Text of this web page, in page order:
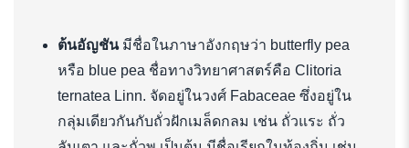
ต้นอัญชันมีชื่อในภาษาอังกฤษว่า butterfly pea
หรือ blue pea ชื่อทางวิทยาศาสตร์คือ Clitoria
ternatea Linn. จัดอยู่ในวงศ์ Fabaceae ซึ่งอยู่ใน
กลุ่มเดียวกันกับถั่วฝักเมล็ดกลม เช่น ถั่วแระ ถั่ว